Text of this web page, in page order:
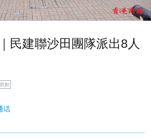
民建聯沙田團隊派出8人
原創